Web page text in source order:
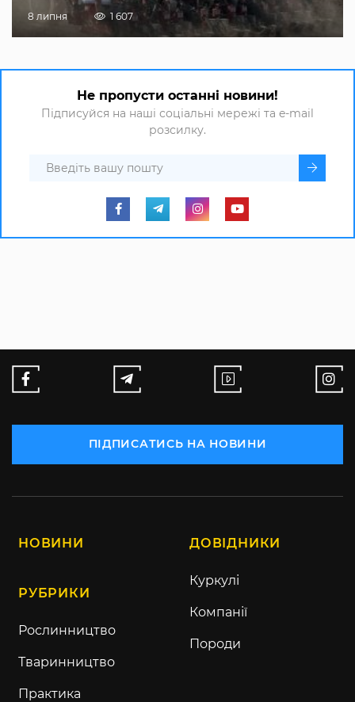
8 липня 1 607
Не пропусти останні новини!
Підписуйся на наші соціальні мережі та e-mail
розсилку.
ПІДПИСАТИСЬ НА НОВИНИ
НОВИНИ
РУБРИКИ
Рослинництво
Тваринництво
Практика
ДОВІДНИКИ
Куркулі
Компанії
Породи